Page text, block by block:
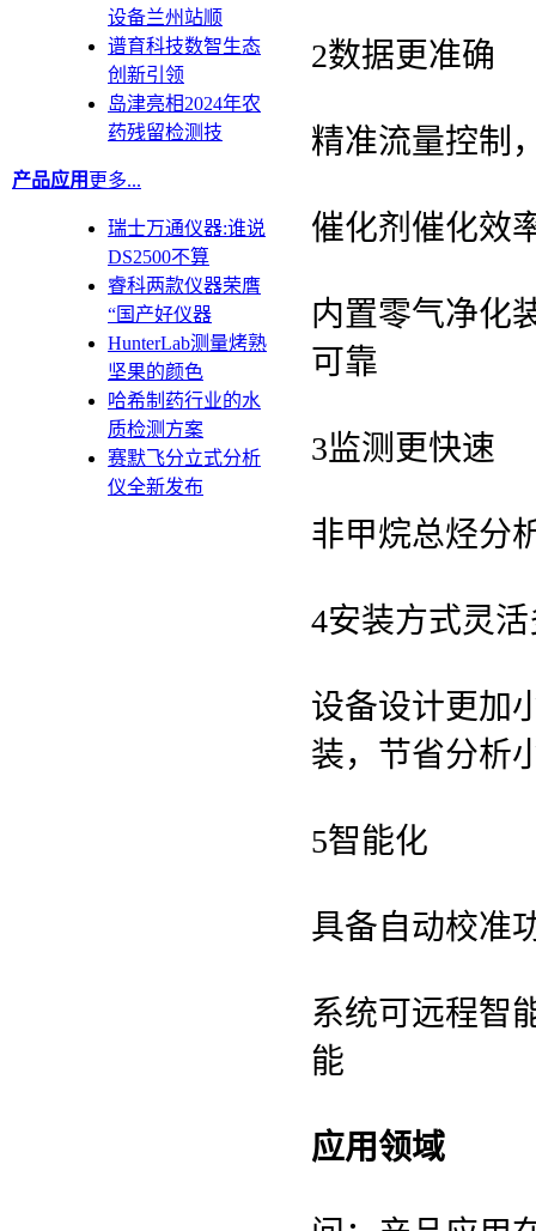
设备兰州站顺
谱育科技数智生态
创新引领
岛津亮相2024年农
药残留检测技
产品应用 更多...
瑞士万通仪器:谁说
DS2500不算
睿科两款仪器荣膺
“国产好仪器
HunterLab测量烤熟
坚果的颜色
哈希制药行业的水
质检测方案
赛默飞分立式分析
仪全新发布
2数据更准确
精准流量控制
催化剂催化效
内置零气净化
可靠
3监测更快速
非甲烷总烃分
4安装方式灵
设备设计更加
装，节省分析
5智能化
具备自动校准
系统可远程智
能
应用领域